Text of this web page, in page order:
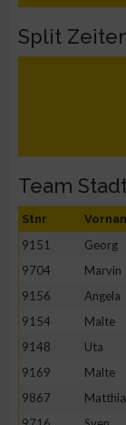
Split
Team
Stnr
9151 Georg
9704
Marvin
9156
Angela
9154
Malte
9148
Uta
9169
Malte
9867